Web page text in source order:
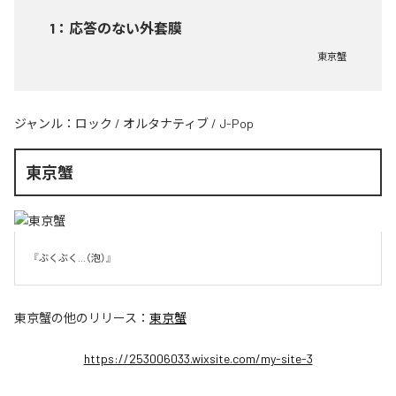
1 ： 応答のない外套膜
東京蟹
ジャンル： ロック / オルタナティブ / J-Pop
東京蟹
『ぶくぶく...（泡）』
東京蟹の他のリリース： 東京蟹
https://253006033.wixsite.com/my-site-3